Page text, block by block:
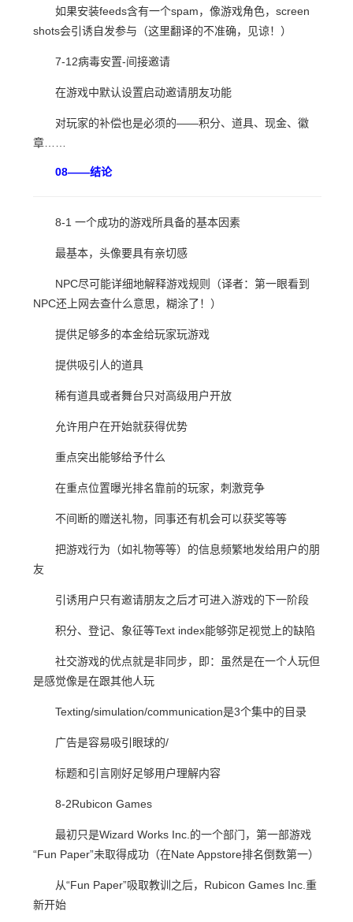
如果安装feeds含有一个spam，像游戏角色，screen
shots会引诱自发参与（这里翻译的不准确，见谅！）
7-12病毒安置-间接邀请
在游戏中默认设置启动邀请朋友功能
对玩家的补偿也是必须的——积分、道具、现金、徽
章……
08——结论
8-1 一个成功的游戏所具备的基本因素
最基本，头像要具有亲切感
NPC尽可能详细地解释游戏规则（译者：第一眼看到
NPC还上网去查什么意思，糊涂了！）
提供足够多的本金给玩家玩游戏
提供吸引人的道具
稀有道具或者舞台只对高级用户开放
允许用户在开始就获得优势
重点突出能够给予什么
在重点位置曝光排名靠前的玩家，刺激竞争
不间断的赠送礼物，同事还有机会可以获奖等等
把游戏行为（如礼物等等）的信息频繁地发给用户的朋
友
引诱用户只有邀请朋友之后才可进入游戏的下一阶段
积分、登记、象征等Text index能够弥足视觉上的缺陷
社交游戏的优点就是非同步，即：虽然是在一个人玩但
是感觉像是在跟其他人玩
Texting/simulation/communication是3个集中的目录
广告是容易吸引眼球的/
标题和引言刚好足够用户理解内容
8-2Rubicon Games
最初只是Wizard Works Inc.的一个部门，第一部游戏
“Fun Paper”未取得成功（在Nate Appstore排名倒数第一）
从“Fun Paper”吸取教训之后，Rubicon Games Inc.重
新开始